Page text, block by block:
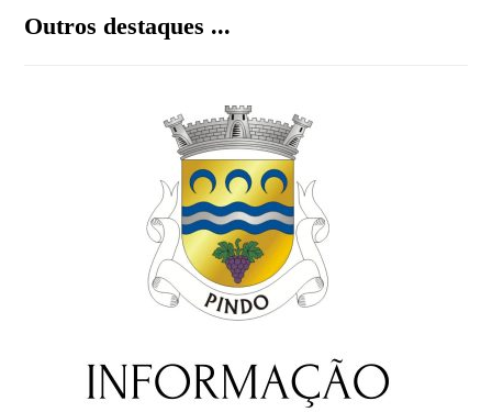
Outros destaques ...